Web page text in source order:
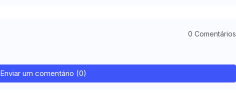
0 Comentários
Enviar um comentário (0)